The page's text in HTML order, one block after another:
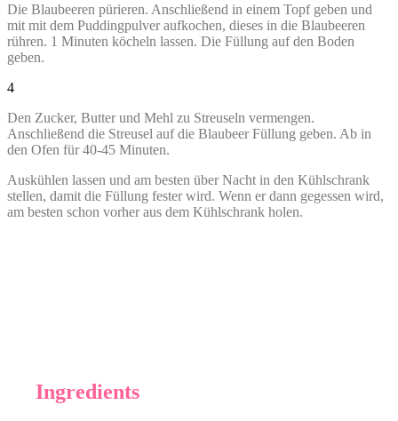
Die Blaubeeren pürieren. Anschließend in einem Topf geben und
mit mit dem Puddingpulver aufkochen, dieses in die Blaubeeren
rühren. 1 Minuten köcheln lassen. Die Füllung auf den Boden
geben.
4
Den Zucker, Butter und Mehl zu Streuseln vermengen.
Anschließend die Streusel auf die Blaubeer Füllung geben. Ab in
den Ofen für 40-45 Minuten.
Auskühlen lassen und am besten über Nacht in den Kühlschrank
stellen, damit die Füllung fester wird. Wenn er dann gegessen wird,
am besten schon vorher aus dem Kühlschrank holen.
Ingredients